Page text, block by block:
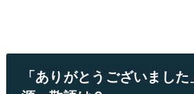
「ありがとうございまし